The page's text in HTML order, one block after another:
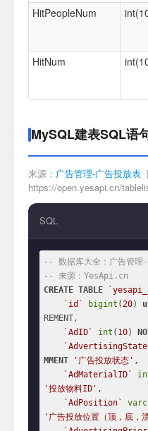
HitPeopleNum
HitNum
MySQL建表SQL语
来源： 广告管理-广告投放表
https://open.yesapi.cn/
SQL
-- 数据库大全：广告管理-
-- 来源：YesApi.cn
CREATE TABLE
`id`
bigint (20)
REMENT,
`AdID`
int ( 10)
MMENT
'广告投放状态' ,
`AdMaterialID`
'投放物料ID' ,
`AdPosition`
'广告投放位置（顶，底，